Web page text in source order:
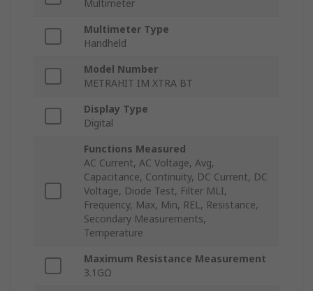
Multimeter
Multimeter Type
Handheld
Model Number
METRAHIT IM XTRA BT
Display Type
Digital
Functions Measured
AC Current, AC Voltage, Avg,
Capacitance, Continuity, DC Current, DC
Voltage, Diode Test, Filter MLI,
Frequency, Max, Min, REL, Resistance,
Secondary Measurements,
Temperature
Maximum Resistance Measurement
3.1GΩ